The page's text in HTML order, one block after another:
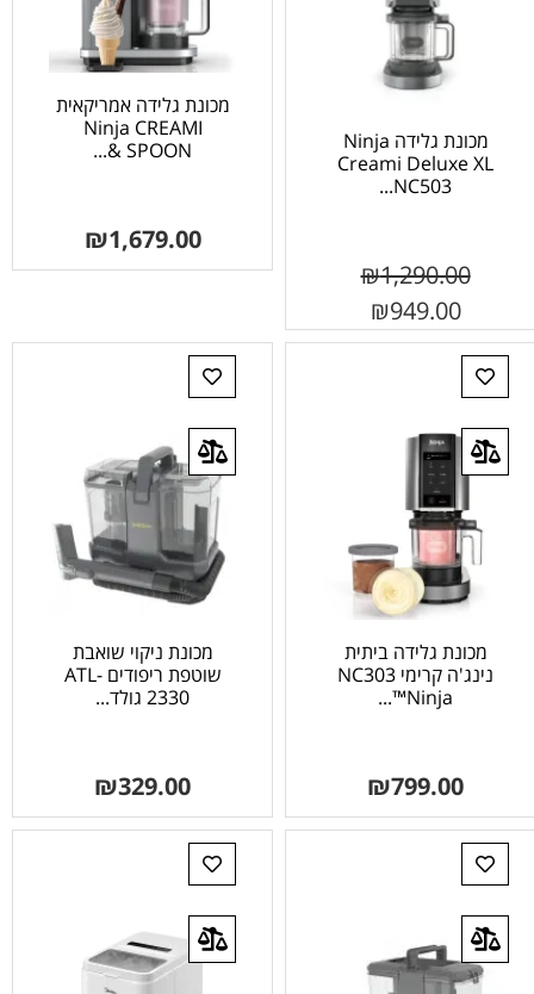
מכונת גלידה Ninja
Creami Deluxe XL
NC503...
₪1,290.00
₪949.00
מכונת גלידה אמריקאית
Ninja CREAMI
SPOON &...
₪1,679.00
מכונת גלידה ביתית
נינג'ה קרימי NC303
™Ninja...
₪799.00
מכונת ניקוי שואבת
שוטפת ריפודים ATL-
2330 גולד...
₪329.00